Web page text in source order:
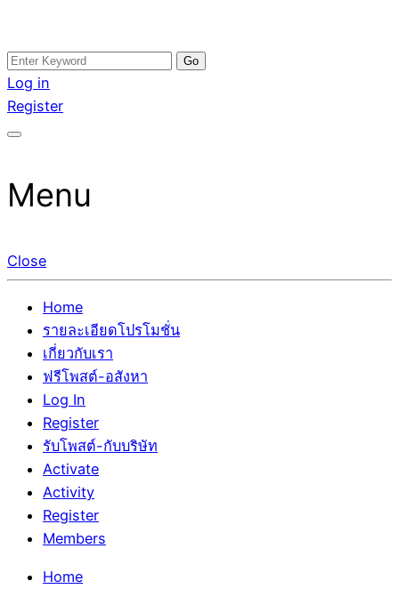
Skip
to
content
อสังหาโพสต์ รีวิวเยอะ รับจ้างโพสต์ขายบ้าน รับจ้างโพสต์อสัง
หา แตกต่างอย่างตั้งใจ รับรองผล อันดับ1 การโพสต์ขายอสังหา
กับทีมงานบริษัท บ้าน ที่ดิน คอนโด ติดGoogleหน้าแรกได้จริงๆ
รับจ้างโพสอสังหา ขายบ้าน อสังหาโพสต์ เชื่อถือได้จริง รับ
โพสต์ ที่ดิน กับทีมงานบริษัท ถูกและดีที่สุด ไม่มีค่านายหน้า
ขายได้จริงๆ ช่วยสร้างโอกาสในการขายได้มากกว่า ที่เดียว ที่
Search
for:
Log in
Register
Menu
Close
Home
รายละเอียดโปรโมชั่น
เกี่ยวกับเรา
ฟรีโพสต์-อสังหา
Log In
Register
รับโพสต์-กับบริษัท
Activate
Activity
Register
Members
Home